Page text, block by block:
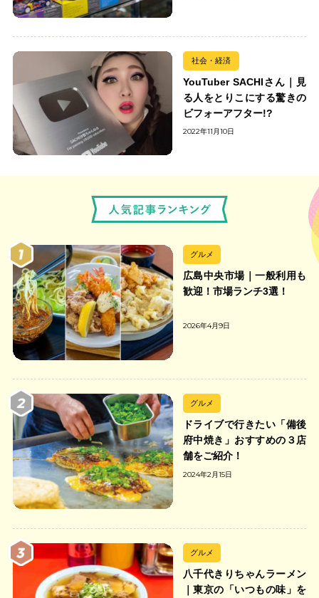
社会・経済
YouTuber SACHIさん｜見
る人をとりこにする驚きの
ビフォーアフター!?
2022年11月10日
グルメ
広島中央市場｜一般利用も
歓迎！市場ランチ3選！
2026年4月9日
グルメ
ドライブで行きたい「備後
府中焼き」おすすめの３店
舗をご紹介！
2024年2月15日
グルメ
八千代きりちゃんラーメン
｜東京の「いつもの味」を